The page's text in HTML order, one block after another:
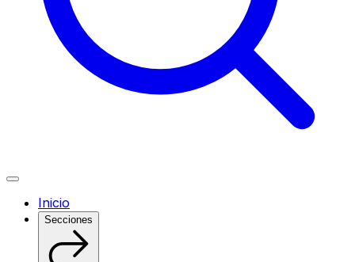
Inicio
Secciones